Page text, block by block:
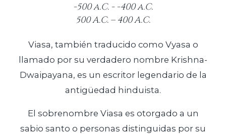
-500 a.C. - -400 a.C.
500 A.C. – 400 A.C.
Viasa, también traducido como Vyasa o
llamado por su verdadero nombre Krishna-
Dwaipayana, es un escritor legendario de la
antigüedad hinduista.
El sobrenombre Viasa es otorgado a un
sabio santo o personas distinguidas por su